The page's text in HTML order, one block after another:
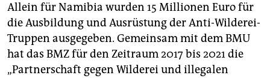
Allein für Namibia wurden 15 Millionen Euro für
die Ausbildung und Ausrüstung der Anti-Wilderei-
Truppen ausgegeben. Gemeinsam mit dem BMU
hat das BMZ für den Zeitraum 2017 bis 2021 die
„Partnerschaft gegen Wilderei und illegalen